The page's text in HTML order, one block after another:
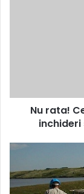
usi
pentru
mp
Nu rata!
inchideri
Urgent!
executie
platforma